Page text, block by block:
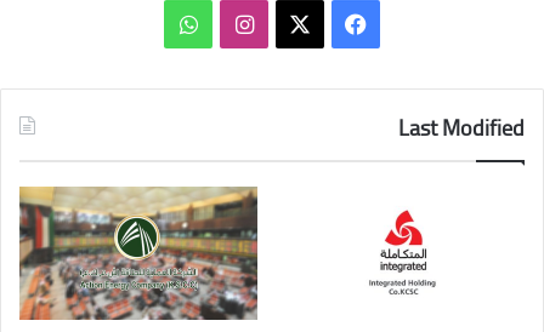
فيسبوك انستقرامواتساب
Last Modified